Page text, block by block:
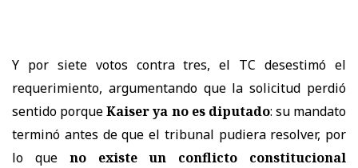
Y por siete votos contra tres, el TC desestimó el
requerimiento, argumentando que la solicitud perdió
sentido porqueKaiser ya no es diputado: su mandato
terminó antes de que el tribunal pudiera resolver, por
lo que no existe un conflicto constitucional